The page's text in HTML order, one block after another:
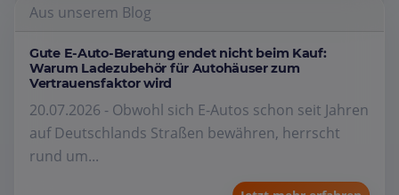
Aus unserem Blog
Gute E-Auto-Beratung endet nicht beim Kauf:
Warum Ladezubehör für Autohäuser zum
Vertrauensfaktor wird
20.07.2026 - Obwohl sich E-Autos schon seit Jahren
auf Deutschlands Straßen bewähren, herrscht
rund um...